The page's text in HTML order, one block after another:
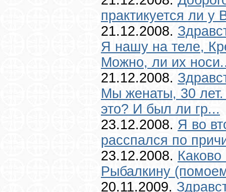
практикуется ли у
21.12.2008.
Я нашу на теле,
Можно, ли их
21.12.2008.
Мы женаты, 30
это? И был ли гр...
23.12.2008. Я во
расспался по
23.12.2008.
Рыбалкину
20.11.2009.